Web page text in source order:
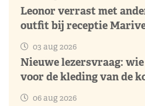
Leonor verrast met
outfit bij receptie
03 aug 2026
Nieuwe lezersvraag:
voor de kleding van de
06 aug 2026